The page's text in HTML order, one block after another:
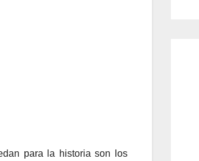
para la historia son los